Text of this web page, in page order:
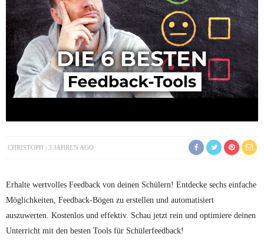
CHRISTOPH 3 JAHREN AGO
Erhalte wertvolles Feedback von deinen Schülern! Entdecke sechs einfache
Möglichkeiten, Feedback-Bögen zu erstellen und automatisiert
auszuwerten. Kostenlos und effektiv. Schau jetzt rein und optimiere deinen
Unterricht mit den besten Tools für Schülerfeedback!